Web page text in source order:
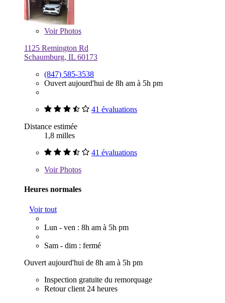
VoirPhotos
1125 Remington Rd
Schaumburg, IL 60173
(847) 585-3538
Ouvert aujourd'hui de 8h am à 5h pm
41 évaluations
Distance estimée
1,8 milles
41 évaluations
VoirPhotos
Heures normales
Voir tout
Lun - ven : 8h am à 5h pm
Sam - dim : fermé
Ouvert aujourd'hui de 8h am à 5h pm
Inspection gratuite du remorquage
Retour client 24 heures